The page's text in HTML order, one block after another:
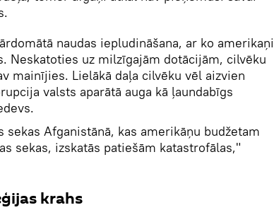
naudas iepludināšana, ar ko amerikaņi
Neskatoties uz milzīgajām dotācijām, cilvēku
mainījies. Lielākā daļa cilvēku vēl aizvien
valsts aparātā auga kā ļaundabīgs
Afganistānā, kas amerikāņu budžetam
sekas, izskatās patiešām katastrofālas,"
krahs